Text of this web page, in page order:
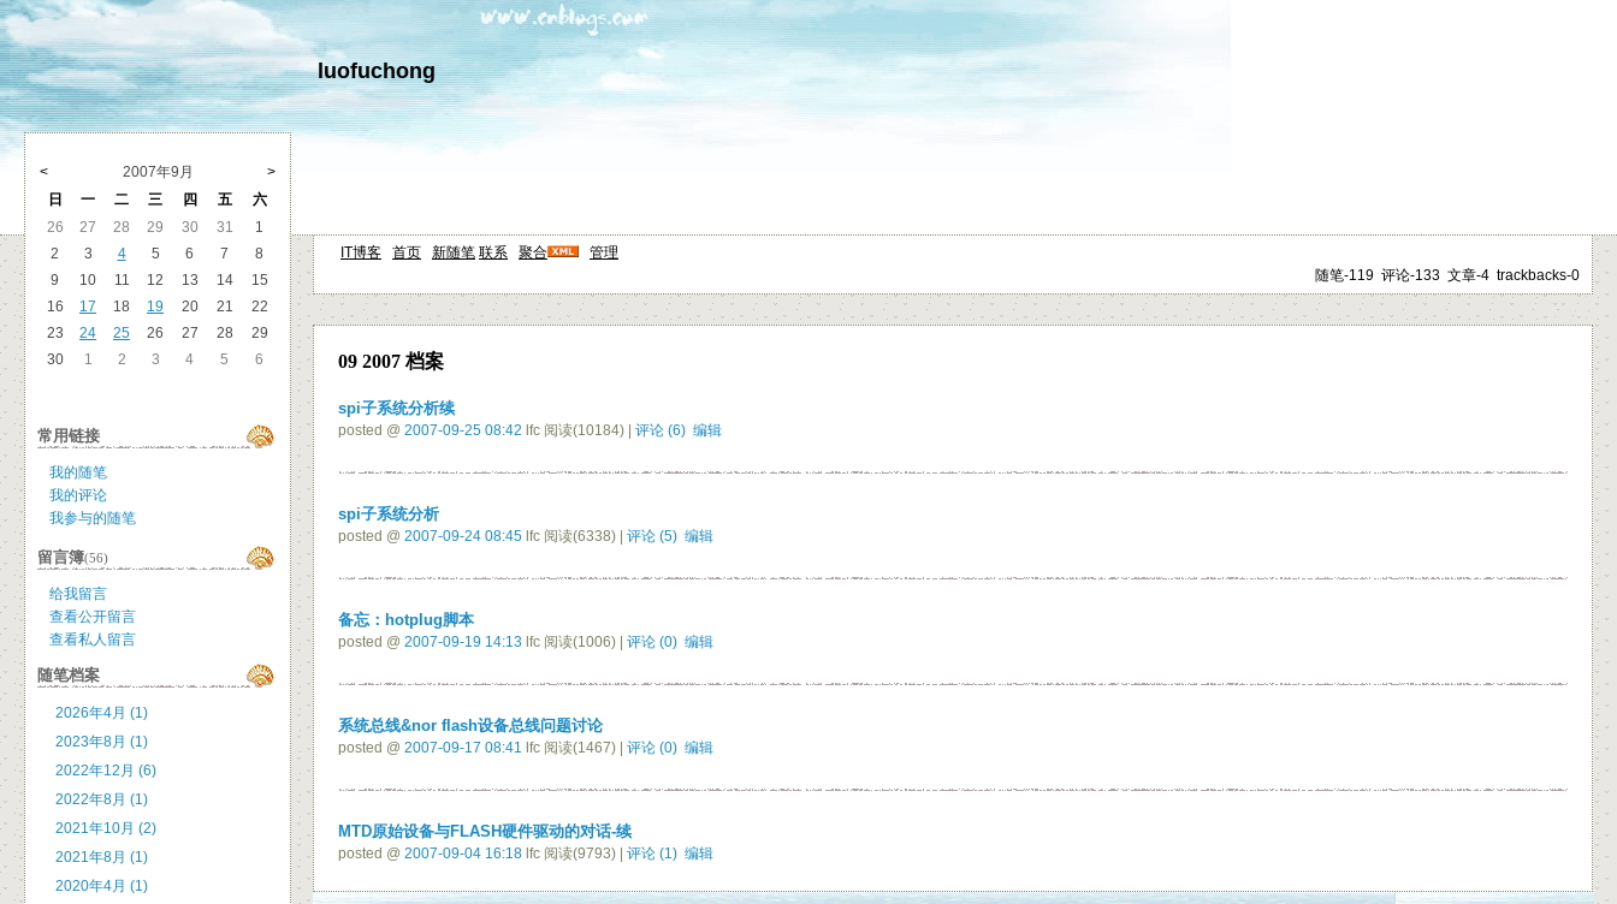
luofuchong
IT博客 首页 新随笔 联系 聚合
管理
随笔-119 评论-133 文章-4 trackbacks-0
09 2007 档案
spi子系统分析续
posted @ 2007-09-25 08:42 lfc 阅读(10184) | 评论 (6) 编辑
spi子系统分析
posted @ 2007-09-24 08:45 lfc 阅读(6338) | 评论 (5) 编辑
备忘：hotplug脚本
posted @ 2007-09-19 14:13 lfc 阅读(1006) | 评论 (0) 编辑
系统总线&nor flash设备总线问题讨论
posted @ 2007-09-17 08:41 lfc 阅读(1467) | 评论 (0) 编辑
MTD原始设备与FLASH硬件驱动的对话-续
posted @ 2007-09-04 16:18 lfc 阅读(9793) | 评论 (1) 编辑
< 2007年9月
>
日
一 二 三 四 五
六
26
27 28 29 30 31
1
2
3 4 5 6 7
8
9
10 11 12 13 14
15
16
17 18 19 20 21
22
23
24 25 26 27 28
29
30
1 2 3 4 5 6
常用链接
我的随笔
我的评论
我参与的随笔
留言簿(56)
给我留言
查看公开留言
查看私人留言
随笔档案
2026年4月 (1)
2023年8月 (1)
2022年12月 (6)
2022年8月 (1)
2021年10月 (2)
2021年8月 (1)
2020年4月 (1)